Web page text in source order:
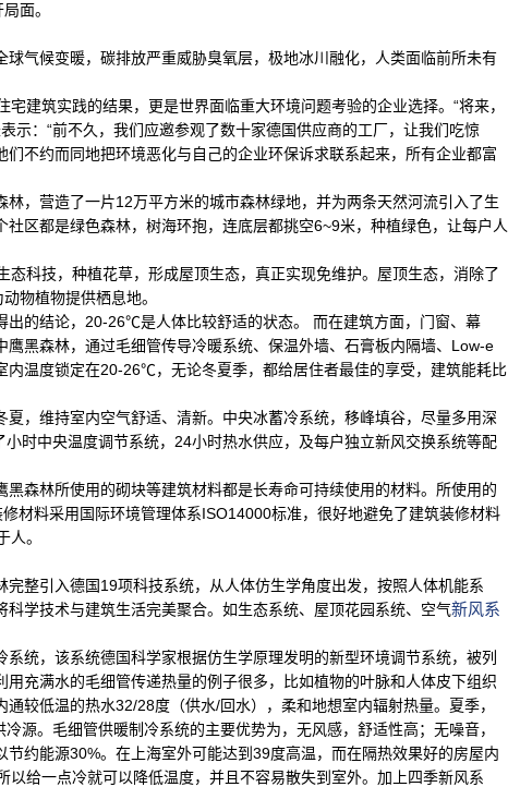
面。
候变暖，碳排放严重威胁臭氧层，极地冰川融化，人类面临前所未有
筑实践的结果，更是世界面临重大环境问题考验的企业选择。“将来，
示：“前不久，我们应邀参观了数十家德国供应商的工厂，让我们吃惊
不约而同地把环境恶化与自己的企业环保诉求联系起来，所有企业都富
营造了一片12万平方米的城市森林绿地，并为两条天然河流引入了生
区都是绿色森林，树海环抱，连底层都挑空6~9米，种植绿色，让每户人
科技，种植花草，形成屋顶生态，真正实现免维护。屋顶生态，消除了
物植物提供栖息地。
的结论，20-26℃是人体比较舒适的状态。 而在建筑方面，门窗、幕
黑森林，通过毛细管传导冷暖系统、保温外墙、石膏板内隔墙、Low-e
温度锁定在20-26℃，无论冬夏季，都给居住者最佳的享受，建筑能耗比
维持室内空气舒适、清新。中央冰蓄冷系统，移峰填谷，尽量多用深
时中央温度调节系统，24小时热水供应，及每户独立新风交换系统等配
林所使用的砌块等建筑材料都是长寿命可持续使用的材料。所使用的
材料采用国际环境管理体系ISO14000标准，很好地避免了建筑装修材料
。
引入德国19项科技系统，从人体仿生学角度出发，按照人体机能系
学技术与建筑生活完美聚合。如生态系统、屋顶花园系统、空气新风系
，该系统德国科学家根据仿生学原理发明的新型环境调节系统，被列
充满水的毛细管传递热量的例子很多，比如植物的叶脉和人体皮下组织
较低温的热水32/28度（供水/回水），柔和地想室内辐射热量。夏季，
源。毛细管供暖制冷系统的主要优势为，无风感，舒适性高；无噪音，
约能源30%。在上海室外可能达到39度高温，而在隔热效果好的房屋内
给一点冷就可以降低温度，并且不容易散失到室外。加上四季新风系